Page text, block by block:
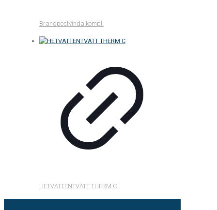
Brandpostvinda kompl.
HETVATTENTVÄTT THERM C